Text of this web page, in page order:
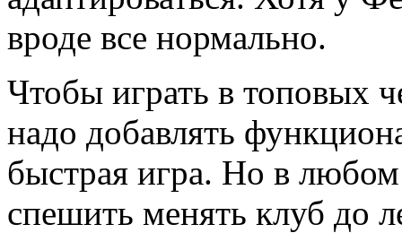
вроде все нормально.
Чтобы играть в топовых
надо добавлять
быстрая игра. Но в
спешить менять клуб до